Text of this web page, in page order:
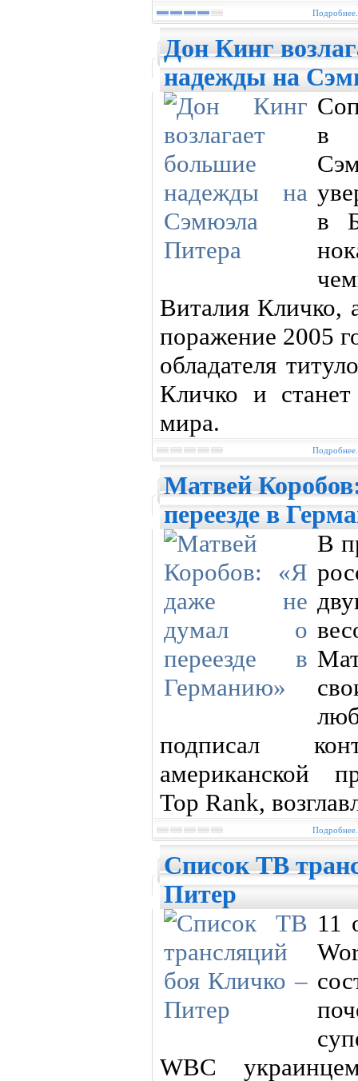
Дон Кинг
надежды на
в
в
Виталия Кличко,
поражение 2005
обладателя
Кличко и
мира.
Матвей
переезде в
В
подписал
американской
Top Rank,
Cписок ТВ
Питер
11
WBC